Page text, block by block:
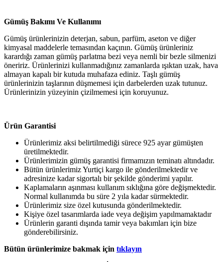
Gümüş Bakımı Ve Kullanımı
Gümüş ürünlerinizin deterjan, sabun, parfüm, aseton ve diğer
kimyasal maddelerle temasından kaçının. Gümüş ürünleriniz
karardığı zaman gümüş parlatma bezi veya nemli bir bezle silmenizi
öneririz. Ürünlerinizi kullanmadığınız zamanlarda ışıktan uzak, hava
almayan kapalı bir kutuda muhafaza ediniz. Taşlı gümüş
ürünlerinizin taşlarının düşmemesi için darbelerden uzak tutunuz.
Ürünlerinizin yüzeyinin çizilmemesi için koruyunuz.
Ürün Garantisi
Ürünlerimiz aksi belirtilmediği sürece 925 ayar gümüşten
üretilmektedir.
Ürünlerimizin gümüş garantisi firmamızın teminatı altındadır.
Bütün ürünlerimiz Yurtiçi kargo ile gönderilmektedir ve
adresinize kadar sigortalı bir şekilde gönderimi yapılır.
Kaplamaların aşınması kullanım sıklığına göre değişmektedir.
Normal kullanımda bu süre 2 yıla kadar sürmektedir.
Ürünlerimiz size özel kutusunda gönderilmektedir.
Kişiye özel tasarımlarda iade veya değişim yapılmamaktadır
Ürünlerin garanti dışında tamir veya bakımları için bize
gönderebilirsiniz.
Bütün ürünlerimize bakmak için tıklayın